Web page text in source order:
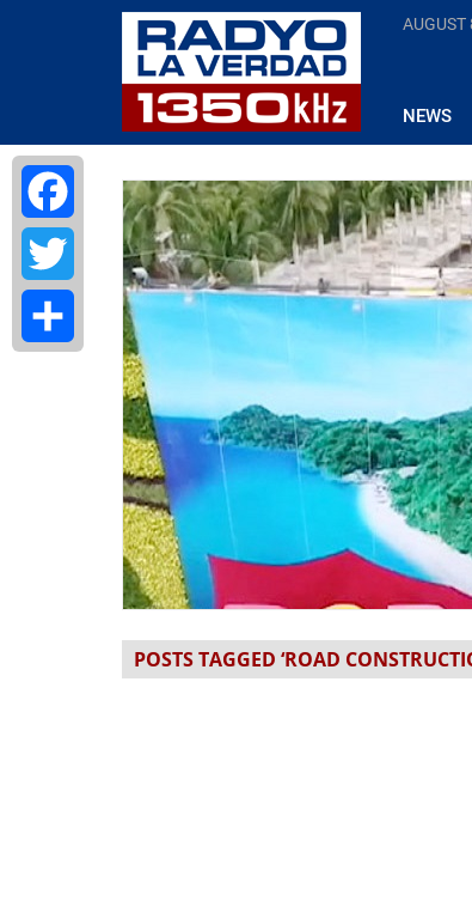
AUGUST
NEWS
POSTS TAGGED ‘ROAD
Facebook
Twitter